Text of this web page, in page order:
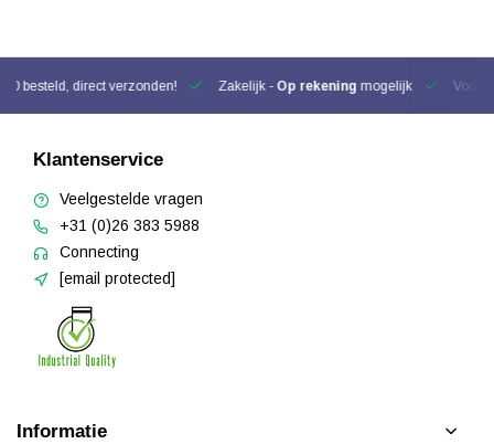
besteld, direct verzonden! Zakelijk - Op rekening mogelijk Voor
Klantenservice
Veelgestelde vragen
+31 (0)26 383 5988
Connecting
[email protected]
Informatie